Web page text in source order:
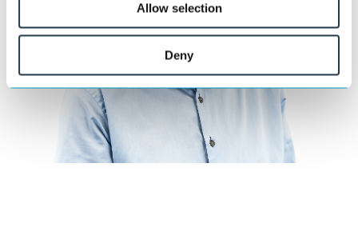
Allow selection
Deny